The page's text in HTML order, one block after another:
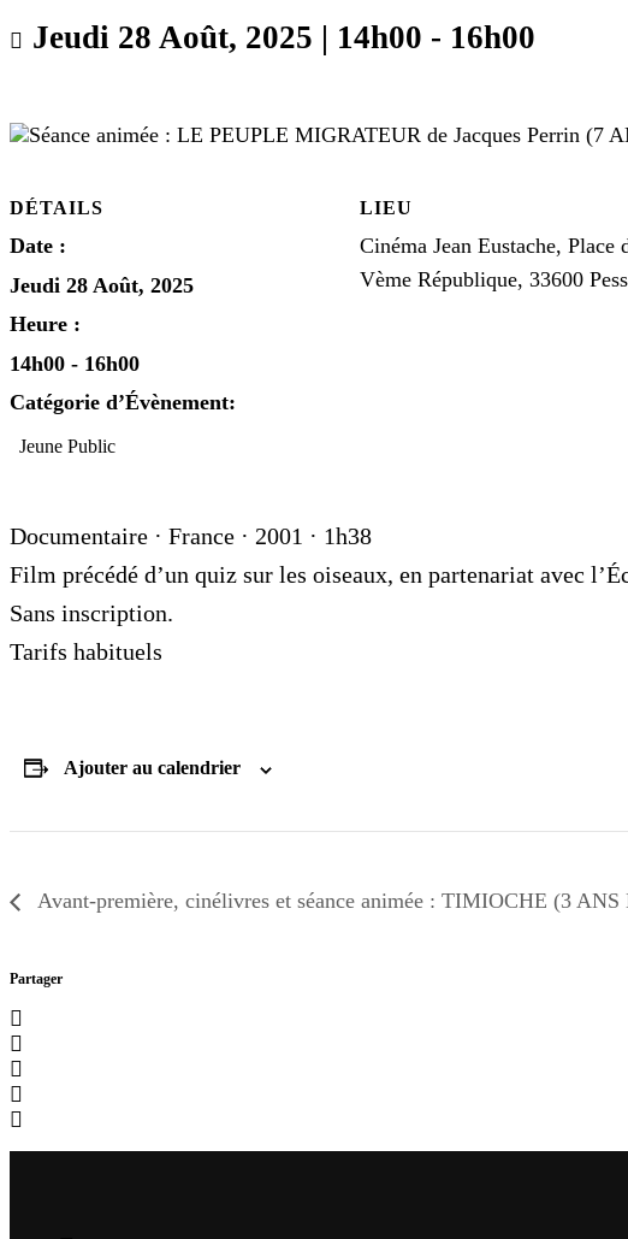
Jeudi 28 Août, 2025 | 14h00 - 16h00
DÉTAILS
Date :
Jeudi 28 Août, 2025
Heure :
14h00 - 16h00
Catégorie d’Évènement:
Jeune Public
LIEU
Cinéma Jean Eustache, Place
Vème République, 33600
Documentaire · France · 2001 · 1h38
Film précédé d’un quiz sur les oiseaux, en partenariat avec
Sans inscription.
Tarifs habituels
Ajouter au calendrier
Avant-première, cinélivres et séance animée : TIMIOCHE (3 ANS
Partager